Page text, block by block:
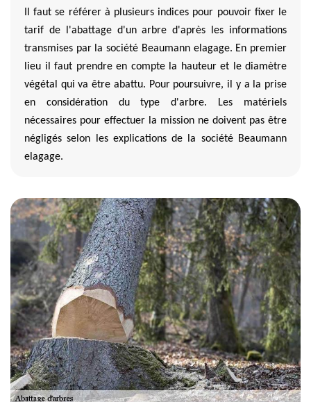
Il faut se référer à plusieurs indices pour pouvoir fixer le
tarif de l'abattage d'un arbre d'après les informations
transmises par la société Beaumann elagage. En premier
lieu il faut prendre en compte la hauteur et le diamètre
végétal qui va être abattu. Pour poursuivre, il y a la prise
en considération du type d'arbre. Les matériels
nécessaires pour effectuer la mission ne doivent pas être
négligés selon les explications de la société Beaumann
elagage.